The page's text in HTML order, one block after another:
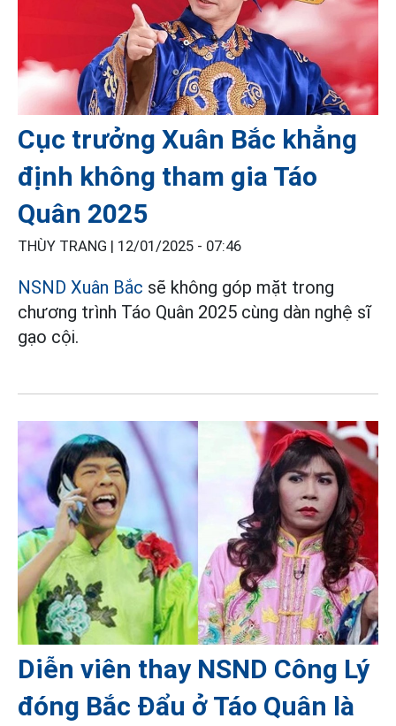
Cục trưởng Xuân Bắc khẳng
định không tham gia Táo
Quân 2025
THÙY TRANG | 12/01/2025 - 07:46
NSND Xuân Bắc sẽ không góp mặt trong
chương trình Táo Quân 2025 cùng dàn nghệ sĩ
gạo cội.
Diễn viên thay NSND Công Lý
đóng Bắc Đẩu ở Táo Quân là